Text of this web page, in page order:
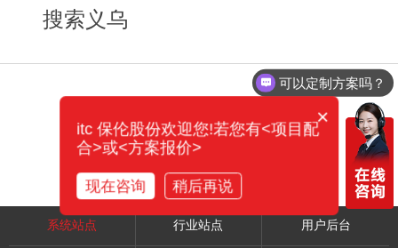
搜索义乌
系统站点 行业站点 用户后台
可以定制方案吗？
×
itc 保伦股份欢迎您!若您有<项目配
合>或<方案报价>
现在咨询 稍后再说